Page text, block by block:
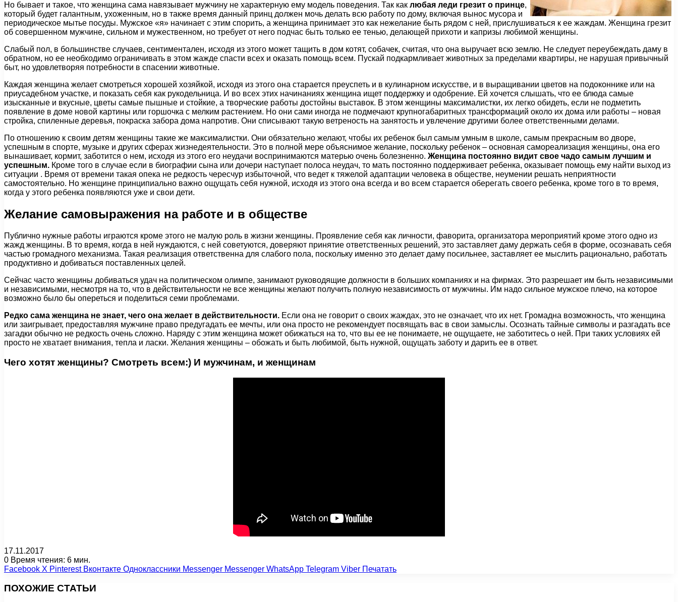
Но бывает и такое, что женщина сама навязывает мужчину не характерную ему модель поведения. Так как любая леди грезит о принце,
который будет галантным, ухоженным, но в также время данный принц должен мочь делать всю работу по дому, включая вынос мусора и
периодическое мытье посуды. Мужское «я» начинает с этим спорить, а женщина принимает это как нежелание быть рядом с ней, прислушиваться к ее жаждам. Женщина грезит
об совершенном мужчине, сильном и мужественном, но требует от него подчас быть только ее тенью, делающей прихоти и капризы любимой женщины.
Слабый пол, в большинстве случаев, сентиментален, исходя из этого может тащить в дом котят, собачек, считая, что она выручает всю землю. Не следует переубеждать даму в
обратном, но ее необходимо ограничивать в этом жажде спасти всех и оказать помощь всем. Пускай подкармливает животных за пределами квартиры, не нарушая привычный
быт, но удовлетворяя потребности в спасении животные.
Каждая женщина желает смотреться хорошей хозяйкой, исходя из этого она старается преуспеть и в кулинарном искусстве, и в выращивании цветов на подоконнике или на
приусадебном участке, и показать себя как рукодельница. И во всех этих начинаниях женщина ищет поддержку и одобрение. Ей хочется слышать, что ее блюда самые
изысканные и вкусные, цветы самые пышные и стойкие, а творческие работы достойны выставок. В этом женщины максималистки, их легко обидеть, если не подметить
появление в доме новой картины или горшочка с мелким растением. Но они сами иногда не подмечают крупногабаритных трансформаций около их дома или работы – новая
стройка, спиленные деревья, покраска забора дома напротив. Они списывают такую ветреность на занятость и увлечение другими более ответственными делами.
По отношению к своим детям женщины такие же максималистки. Они обязательно желают, чтобы их ребенок был самым умным в школе, самым прекрасным во дворе,
успешным в спорте, музыке и других сферах жизнедеятельности. Это в полной мере объяснимое желание, поскольку ребенок – основная самореализация женщины, она его
вынашивает, кормит, заботится о нем, исходя из этого его неудачи воспринимаются матерью очень болезненно. Женщина постоянно видит свое чадо самым лучшим и
успешным. Кроме того в случае если в биографии сына или дочери наступает полоса неудач, то мать постоянно поддерживает ребенка, оказывает помощь ему найти выход из
ситуации . Время от времени такая опека не редкость чересчур избыточной, что ведет к тяжелой адаптации человека в обществе, неумении решать неприятности
самостоятельно. Но женщине принципиально важно ощущать себя нужной, исходя из этого она всегда и во всем старается оберегать своего ребенка, кроме того в то время,
когда у этого ребенка появляются уже и свои дети.
Желание самовыражения на работе и в обществе
Публично нужные работы играются кроме этого не малую роль в жизни женщины. Проявление себя как личности, фаворита, организатора мероприятий кроме этого одно из
жажд женщины. В то время, когда в ней нуждаются, с ней советуются, доверяют принятие ответственных решений, это заставляет даму держать себя в форме, осознавать себя
частью громадного механизма. Такая реализация ответственна для слабого пола, поскольку именно это делает даму посильнее, заставляет ее мыслить рационально, работать
продуктивно и добиваться поставленных целей.
Сейчас часто женщины добиваться удач на политическом олимпе, занимают руководящие должности в больших компаниях и на фирмах. Это разрешает им быть независимыми
и независимыми, несмотря на то, что в действительности не все женщины желают получить полную независимость от мужчины. Им надо сильное мужское плечо, на которое
возможно было бы опереться и поделиться семи проблемами.
Редко сама женщина не знает, чего она желает в действительности. Если она не говорит о своих жаждах, это не означает, что их нет. Громадна возможность, что женщина
или заигрывает, предоставляя мужчине право предугадать ее мечты, или она просто не рекомендует посвящать вас в свои замыслы. Осознать тайные символы и разгадать все
загадки обычно не редкость очень сложно. Наряду с этим женщина может обижаться на то, что вы ее не понимаете, не ощущаете, не заботитесь о ней. При таких условиях ей
просто не хватает внимания, тепла и ласки. Желания женщины – обожать и быть любимой, быть нужной, ощущать заботу и дарить ее в ответ.
Чего хотят женщины? Смотреть всем:) И мужчинам, и женщинам
17.11.2017
0 Время чтения: 6 мин.
Facebook X Pinterest Вконтакте Одноклассники Messenger Messenger WhatsApp Telegram Viber Печатать
ПОХОЖИЕ СТАТЬИ